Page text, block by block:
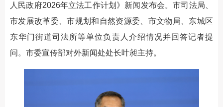
人民政府2026年立法工作计划》新闻发布会。市司法局、
市发展改革委、市规划和自然资源委、市文物局、东城区
东华门街道司法所等单位负责人介绍情况并回答记者提
问。市委宣传部对外新闻处处长叶昶主持。